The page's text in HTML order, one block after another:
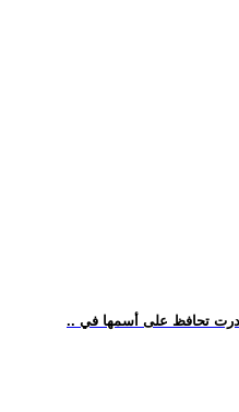
قدرت تحافظ على أسمها في